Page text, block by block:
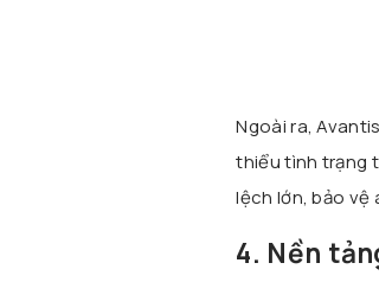
Ngoài ra,
thiểu tình trạng
lệch lớn, bảo vệ
4. Nền